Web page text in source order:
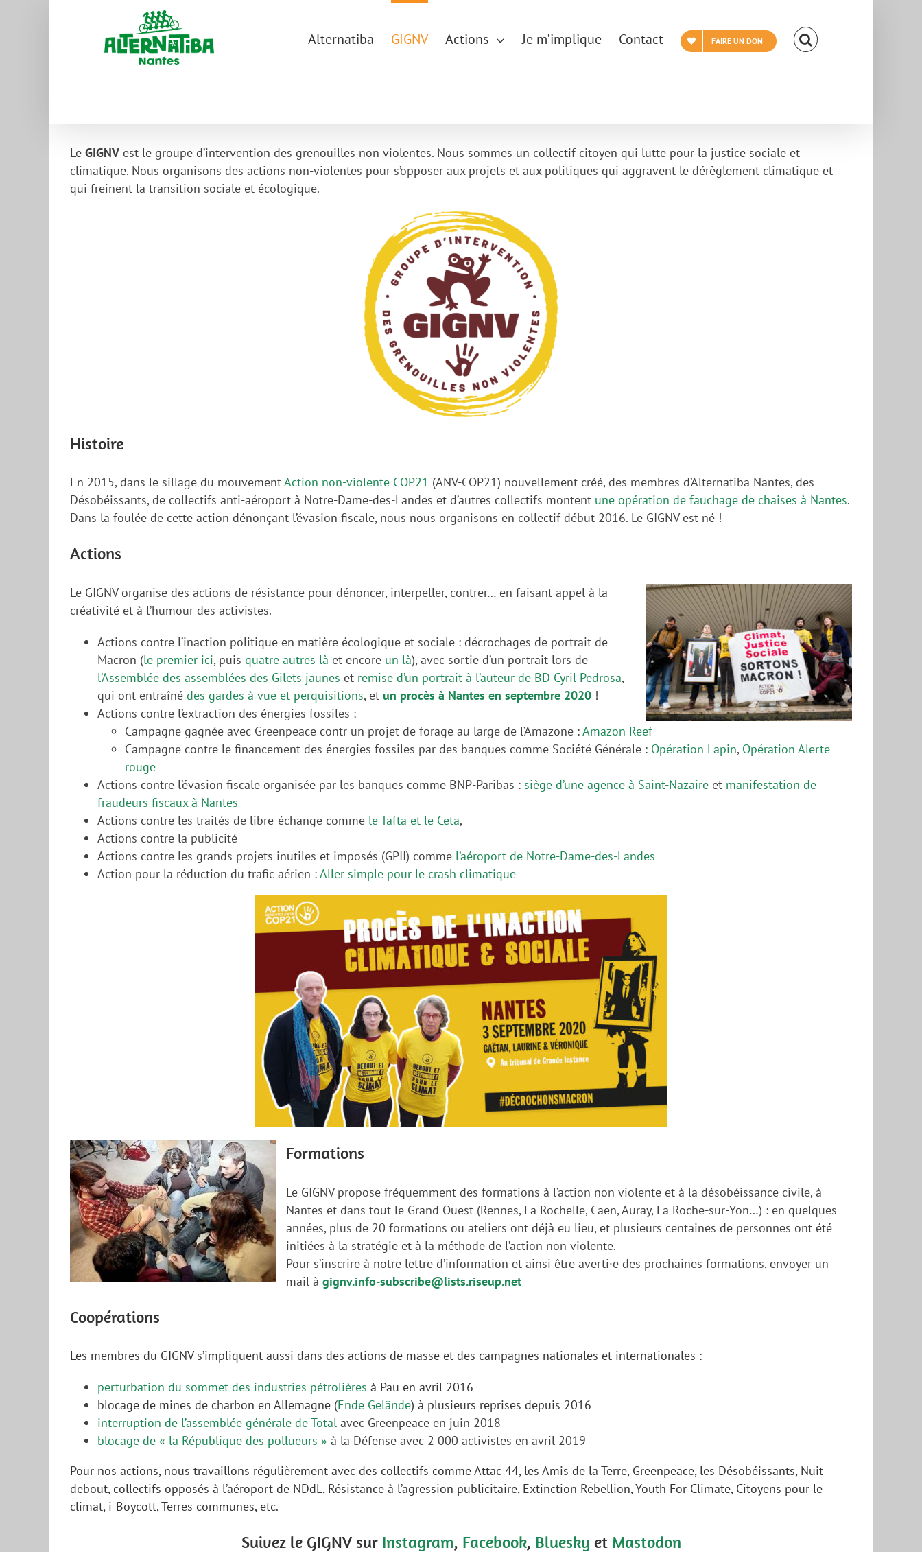
Alternatiba GIGNV Actions Je m’implique Contact FAIRE UN DON
Le GIGNV est le groupe d’intervention des grenouilles non violentes. Nous sommes un collectif citoyen qui lutte pour la justice sociale et
climatique. Nous organisons des actions non-violentes pour s’opposer aux projets et aux politiques qui aggravent le dérèglement climatique et
qui freinent la transition sociale et écologique.
Histoire
En 2015, dans le sillage du mouvementAction non-violente COP21 (ANV-COP21) nouvellement créé, des membres d’Alternatiba Nantes, des
Désobéissants, de collectifs anti-aéroport à Notre-Dame-des-Landes et d’autres collectifs montent une opération de fauchage de chaises à Nantes.
Dans la foulée de cette action dénonçant l’évasion fiscale, nous nous organisons en collectif début 2016. Le GIGNV est né !
Actions
Le GIGNV organise des actions de résistance pour dénoncer, interpeller, contrer… en faisant appel à la
créativité et à l’humour des activistes.
Actions contre l’inaction politique en matière écologique et sociale : décrochages de portrait de
Macron (le premier ici, puis quatre autres là et encore un là), avec sortie d’un portrait lors de
l’Assemblée des assemblées des Gilets jaunes et remise d’un portrait à l’auteur de BD Cyril Pedrosa,
qui ont entraîné des gardes à vue et perquisitions, et un procès à Nantes en septembre 2020 !
Actions contre l’extraction des énergies fossiles :
Campagne gagnée avec Greenpeace contr un projet de forage au large de l’Amazone :Amazon Reef
Campagne contre le financement des énergies fossiles par des banques comme Société Générale : Opération Lapin, Opération Alerte
rouge
Actions contre l’évasion fiscale organisée par les banques comme BNP-Paribas : siège d’une agence à Saint-Nazaire et manifestation de
fraudeurs fiscaux à Nantes
Actions contre les traités de libre-échange comme le Tafta et le Ceta,
Actions contre la publicité
Actions contre les grands projets inutiles et imposés (GPII) comme l’aéroport de Notre-Dame-des-Landes
Action pour la réduction du trafic aérien :Aller simple pour le crash climatique
Formations
Le GIGNV propose fréquemment des formations à l’action non violente et à la désobéissance civile, à
Nantes et dans tout le Grand Ouest (Rennes, La Rochelle, Caen, Auray, La Roche-sur-Yon…) : en quelques
années, plus de 20 formations ou ateliers ont déjà eu lieu, et plusieurs centaines de personnes ont été
initiées à la stratégie et à la méthode de l’action non violente.
Pour s’inscrire à notre lettre d’information et ainsi être averti·e des prochaines formations, envoyer un
mail à gignv.info-subscribe@lists.riseup.net
Coopérations
Les membres du GIGNV s’impliquent aussi dans des actions de masse et des campagnes nationales et internationales :
perturbation du sommet des industries pétrolières à Pau en avril 2016
blocage de mines de charbon en Allemagne (Ende Gelände) à plusieurs reprises depuis 2016
interruption de l’assemblée générale de Total avec Greenpeace en juin 2018
blocage de « la République des pollueurs » à la Défense avec 2 000 activistes en avril 2019
Pour nos actions, nous travaillons régulièrement avec des collectifs comme Attac 44, les Amis de la Terre, Greenpeace, les Désobéissants, Nuit
debout, collectifs opposés à l’aéroport de NDdL, Résistance à l’agression publicitaire, Extinction Rebellion, Youth For Climate, Citoyens pour le
climat, i-Boycott, Terres communes, etc.
Suivez le GIGNV sur Instagram, Facebook, Bluesky et Mastodon